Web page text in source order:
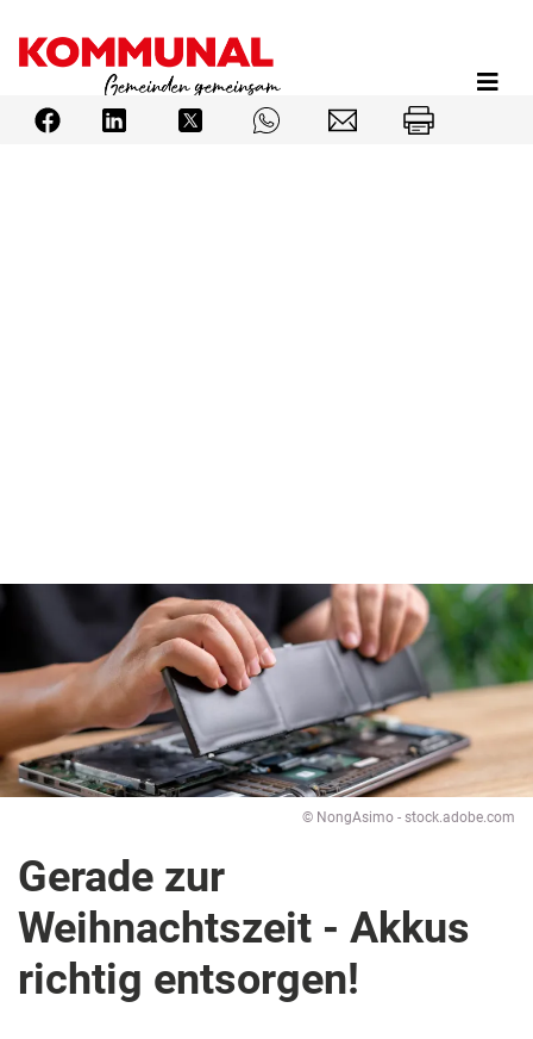
Inhalt
© NongAsimo - stock.adobe.com
Gerade zur
Weihnachtszeit - Akkus
richtig entsorgen!